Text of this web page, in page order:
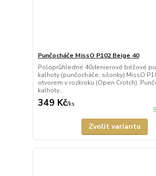
Punčocháče MissO P102 Beige 40
Poloprůhledné 40denierové béžové
kalhoty (punčocháče, silonky) MissO
otvorem v rozkroku (Open Crotch).
kalhoty...
349 Kč/ks
Zvolit variantu